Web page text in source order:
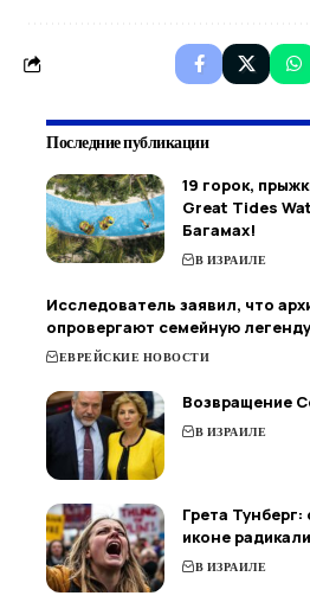
Последние публикации
19 горок,
Great Tides
Багамах!
В ИЗРАИЛЕ
Исследователь заявил, что
опровергают семейную
ЕВРЕЙСКИЕ НОВОСТИ
Возвращение
В ИЗРАИЛЕ
Грета
иконе
В ИЗРАИЛЕ